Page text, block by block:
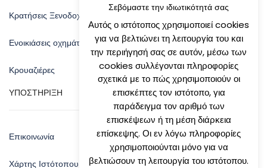
Κρατήσεις Ξενοδοχείων
Ενοικιάσεις οχημάτων
Κρουαζιέρες
ΥΠΟΣΤΗΡΙΞΗ
Επικοινωνία
Χάρτης Ιστότοπου
Σεβόμαστε την ιδιωτικότητά σας
Αυτός ο ιστότοπος χρησιμοποιεί cookies
για να βελτιώνει τη λειτουργία του και
την περιήγησή σας σε αυτόν, μέσω των
cookies συλλέγονται πληροφορίες
σχετικά με το πώς χρησιμοποιούν οι
επισκέπτες τον ιστότοπο, για
παράδειγμα τον αριθμό των
επισκέψεων ή τη μέση διάρκεια
επίσκεψης. Οι εν λόγω πληροφορίες
χρησιμοποιούνται μόνο για να
βελτιώσουν τη λειτουργία του ιστότοπου.